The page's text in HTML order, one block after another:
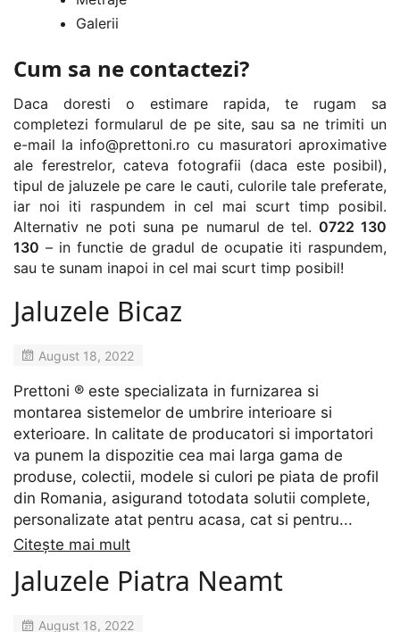
Galerii
Cum sa ne contactezi?
Daca doresti o estimare rapida, te rugam sa
completezi formularul de pe site, sau sa ne trimiti un
e-mail la info@prettoni.ro cu masuratori aproximative
ale ferestrelor, cateva fotografii (daca este posibil),
tipul de jaluzele pe care le cauti, culorile tale preferate,
iar noi iti raspundem in cel mai scurt timp posibil.
Alternativ ne poti suna pe numarul de tel. 0722 130
130 – in functie de gradul de ocupatie iti raspundem,
sau te sunam inapoi in cel mai scurt timp posibil!
Jaluzele Bicaz
August 18, 2022
Prettoni ® este specializata in furnizarea si
montarea sistemelor de umbrire interioare si
exterioare. In calitate de producatori si importatori
va punem la dispozitie cea mai larga gama de
produse, colectii, modele si culori pe piata de profil
din Romania, asigurand totodata solutii complete,
personalizate atat pentru acasa, cat si pentru...
Citește mai mult
Jaluzele Piatra Neamt
August 18, 2022